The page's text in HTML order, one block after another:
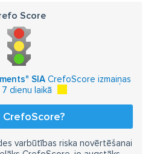
Score
SIACrefoScore izmaiņas
dienu laikā
CrefoScore?
varbūtības riska novērtēšanai